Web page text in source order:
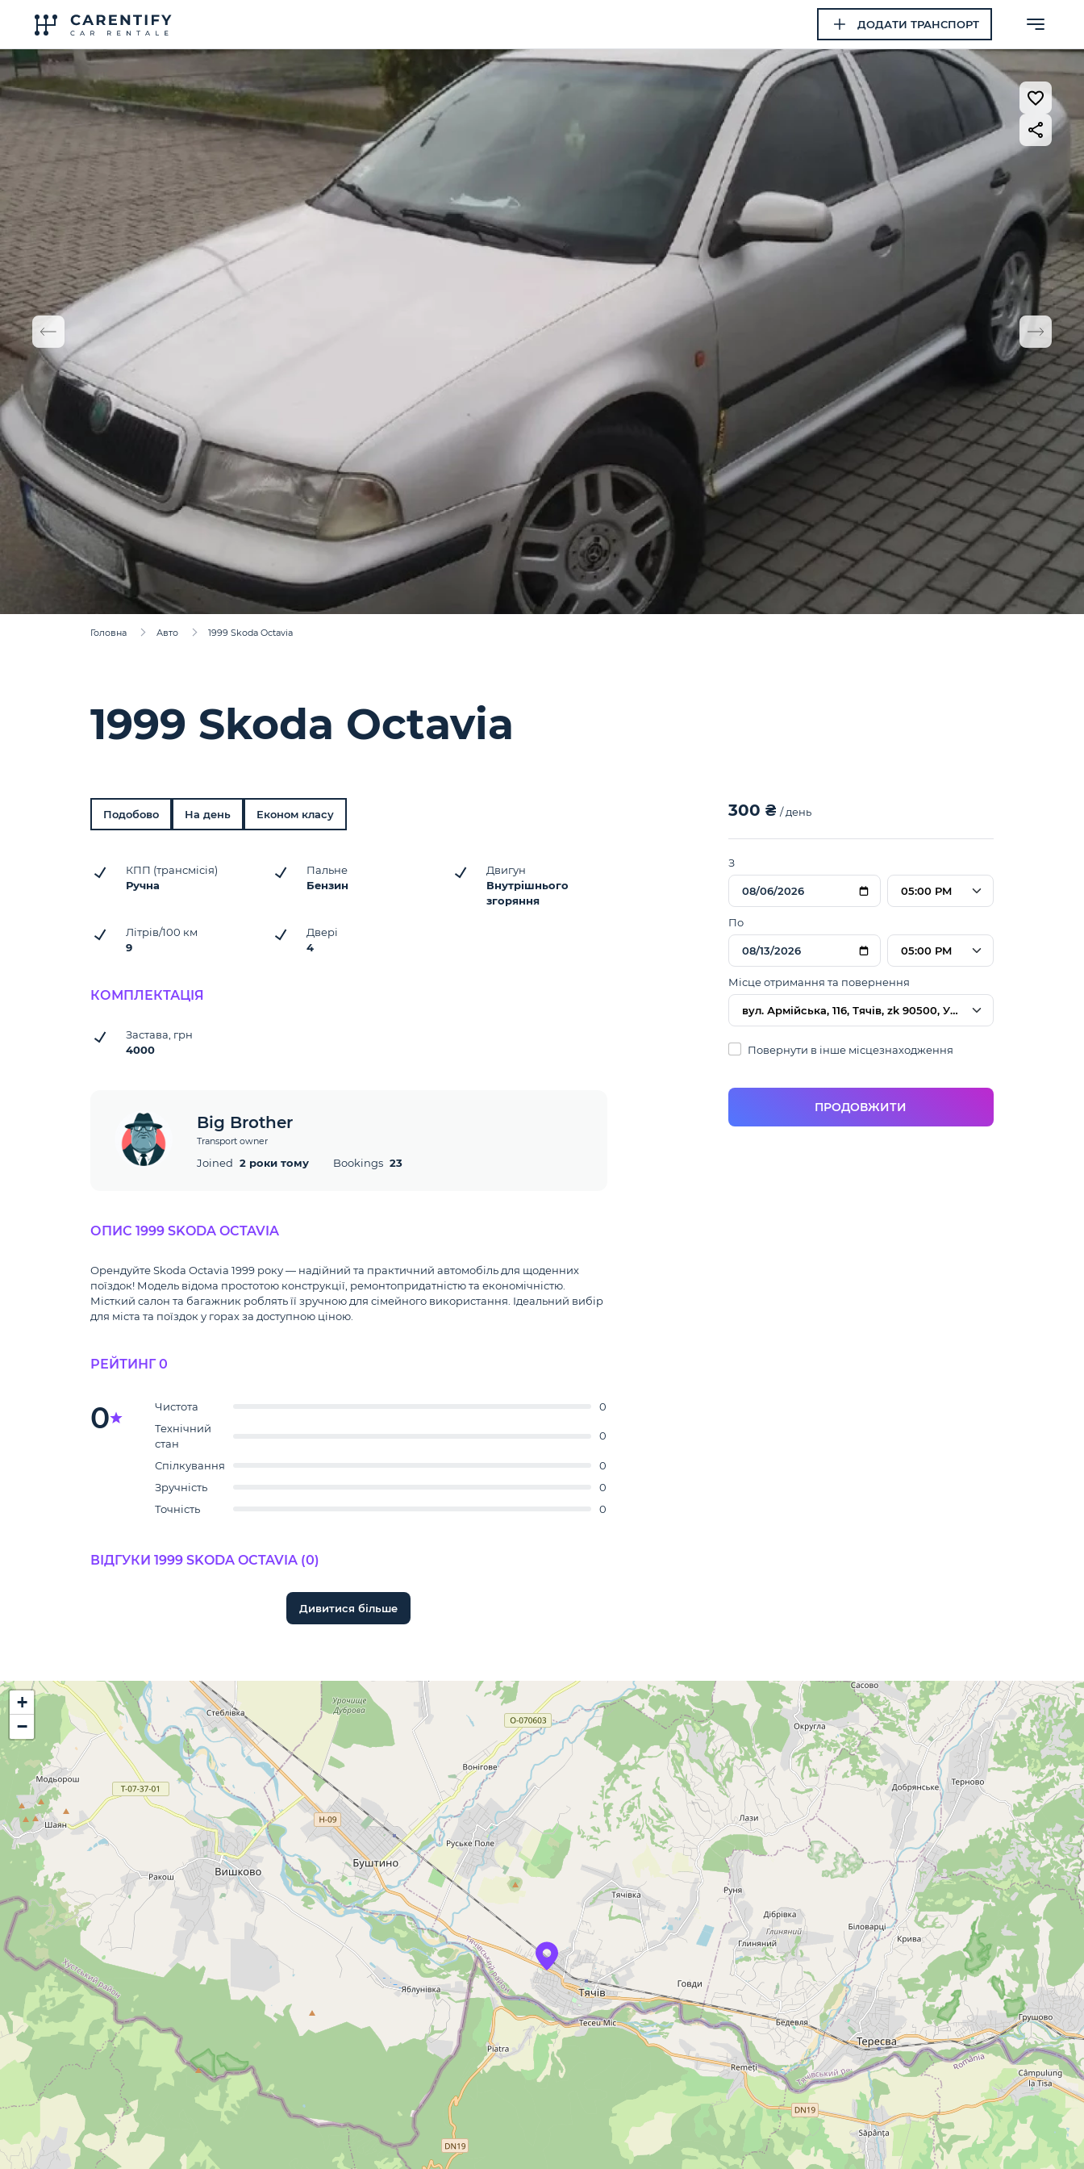
ДОДАТИ ТРАНСПОРТ
Головна Авто 1999 Skoda Octavia
1999 Skoda Octavia
300 ₴ / день
З
05:00 PM
По
05:00 PM
Місце отримання та повернення
вул. Армійська, 116, Тячів, zk 90500, Україна
Повернути в інше місцезнаходження
ПРОДОВЖИТИ
Подобово На день Економ класу
КПП (трансмісія)
Ручна
Пальне
Бензин
Двигун
Внутрішнього
згоряння
Літрів/100 км
9
Двері
4
КОМПЛЕКТАЦІЯ
Застава, грн
4000
Big Brother
Transport owner
Joined 2 роки тому Bookings 23
ОПИС 1999 SKODA OCTAVIA
Орендуйте Skoda Octavia 1999 року — надійний та практичний автомобіль для щоденних
поїздок! Модель відома простотою конструкції, ремонтопридатністю та економічністю.
Місткий салон та багажник роблять її зручною для сімейного використання. Ідеальний вибір
для міста та поїздок у горах за доступною ціною.
РЕЙТИНГ 0
0 Чистота
0
Технічний
стан
0
Спілкування
0
Зручність
0
Точність
0
ВІДГУКИ 1999 SKODA OCTAVIA (0)
Дивитися більше
+
−